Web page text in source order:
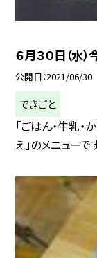
６月３０日（水
公開日 2021/06/30
できごと
「ごはん・牛乳・
え」のメニューで